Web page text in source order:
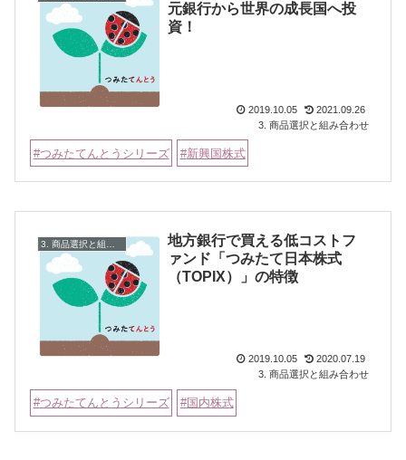
元銀行から世界の成長国へ投
資！
2019.10.05
2021.09.26
3. 商品選択と組み合わせ
つみたてんとうシリーズ 新興国株式
3. 商品選択と組み合わせ
地方銀行で買える低コストフ
ァンド「つみたて日本株式
（TOPIX）」の特徴
2019.10.05
2020.07.19
3. 商品選択と組み合わせ
つみたてんとうシリーズ 国内株式